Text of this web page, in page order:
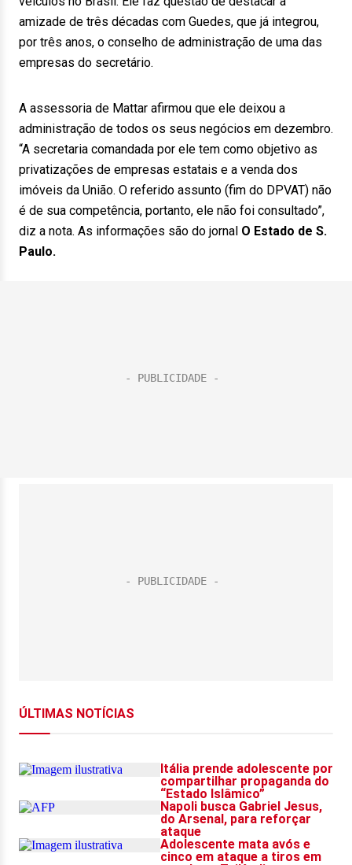
amizade de três décadas com Guedes, que já integrou,
por três anos, o conselho de administração de uma das
empresas do secretário.
A assessoria de Mattar afirmou que ele deixou a
administração de todos os seus negócios em dezembro.
“A secretaria comandada por ele tem como objetivo as
privatizações de empresas estatais e a venda dos
imóveis da União. O referido assunto (fim do DPVAT) não
é de sua competência, portanto, ele não foi consultado”,
diz a nota. As informações são do jornal O Estado de S.
Paulo.